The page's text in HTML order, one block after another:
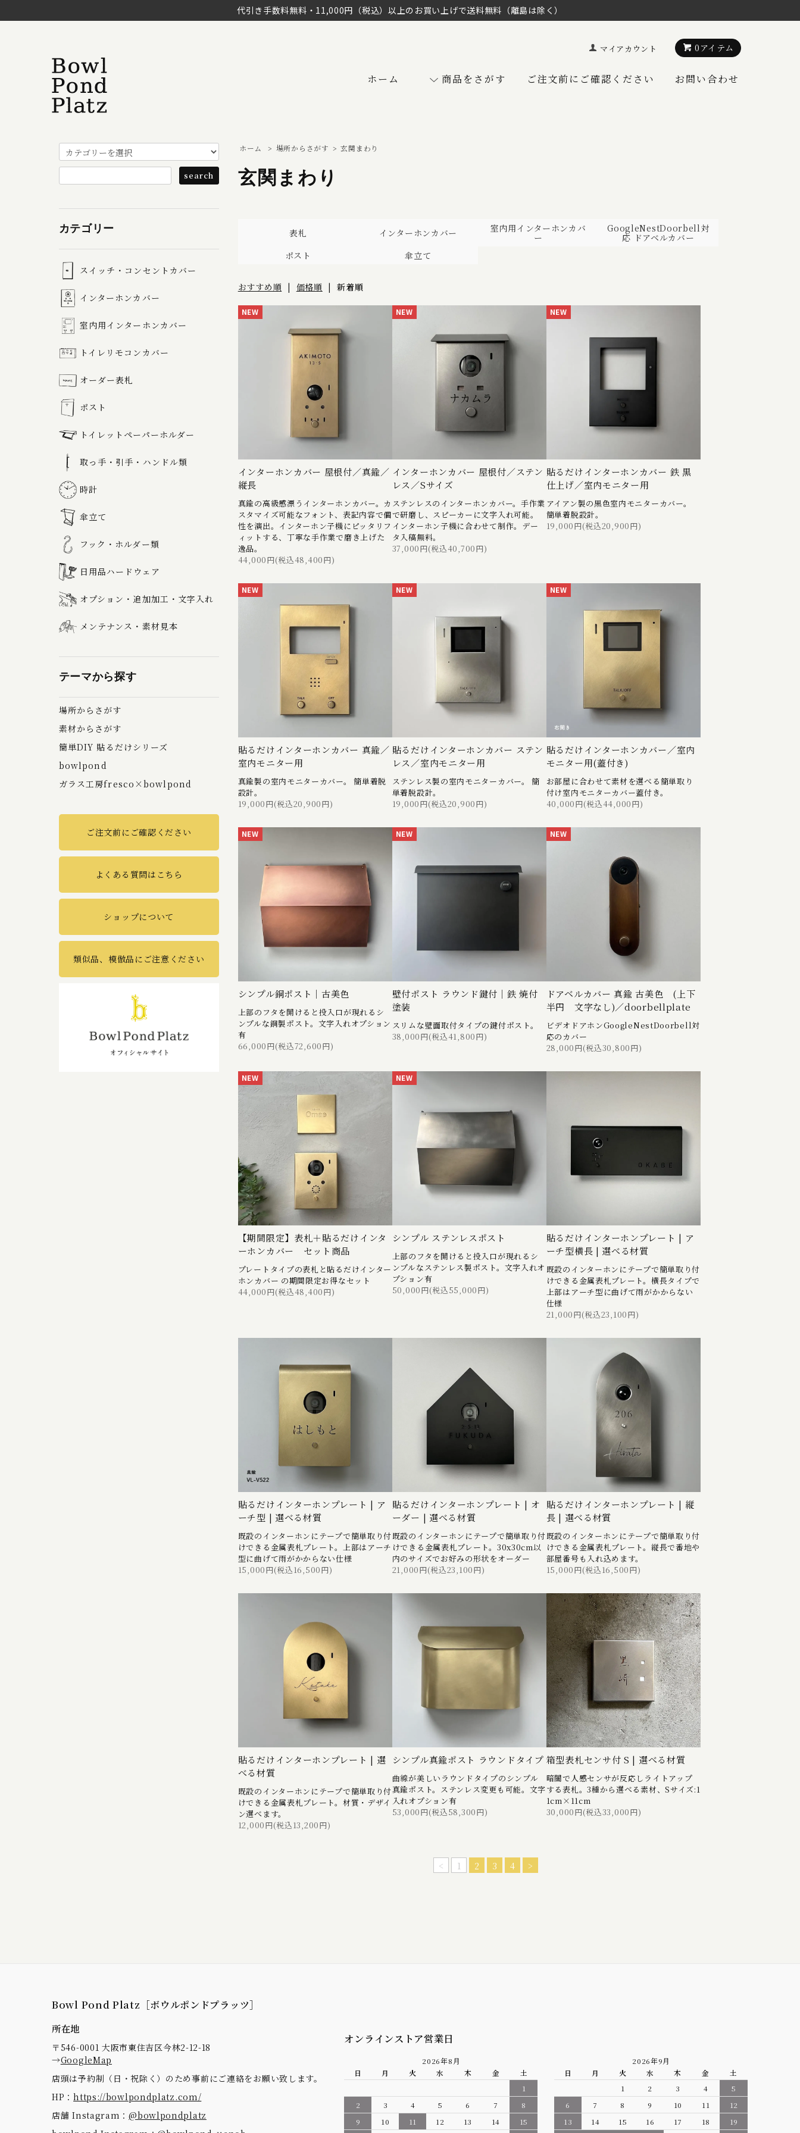
代引き手数料無料・11,000円（税込）以上のお買い上げで送料無料（離島は除く）
0アイテム
マイアカウント
ホーム 商品をさがす ご注文前にご確認ください お問い合わせ
ホーム > 場所からさがす > 玄関まわり
玄関まわり
表札 インターホンカバー
室内用インターホンカバ
ー
GoogleNestDoorbell対
応 ドアベルカバー
ポスト
傘立て
おすすめ順 | 価格順 |新着順
NEW
インターホンカバー 屋根付／真鍮／
縦長
真鍮の高級感漂うインターホンカバー。カ
スタマイズ可能なフォント、表記内容で個
性を演出。インターホン子機にピッタリフ
ィットする、丁寧な手作業で磨き上げた
逸品。
44,000円(税込48,400円)
NEW
インターホンカバー 屋根付／ステン
レス／Sサイズ
ステンレスのインターホンカバー。手作業
で研磨し、スピーカーに文字入れ可能。
インターホン子機に合わせて制作。デー
タ入稿無料。
37,000円(税込40,700円)
NEW
貼るだけインターホンカバー 鉄 黒
仕上げ／室内モニター用
アイアン製の黒色室内モニターカバー。
簡単着脱設計。
19,000円(税込20,900円)
NEW
貼るだけインターホンカバー 真鍮／
室内モニター用
真鍮製の室内モニターカバー。 簡単着脱
設計。
19,000円(税込20,900円)
NEW
貼るだけインターホンカバー ステン
レス／室内モニター用
ステンレス製の室内モニターカバー。 簡
単着脱設計。
19,000円(税込20,900円)
NEW
貼るだけインターホンカバー／室内
モニター用(蓋付き)
お部屋に合わせて素材を選べる簡単取り
付け室内モニターカバー蓋付き。
40,000円(税込44,000円)
NEW
シンプル銅ポスト｜古美色
上部のフタを開けると投入口が現れるシ
ンプルな銅製ポスト。文字入れオプション
有
66,000円(税込72,600円)
NEW
壁付ポスト ラウンド鍵付｜鉄 焼付
塗装
スリムな壁面取付タイプの鍵付ポスト。
38,000円(税込41,800円)
NEW
ドアベルカバー 真鍮 古美色 (上下
半円 文字なし)／doorbellplate
ビデオドアホンGoogleNestDoorbell対
応のカバー
28,000円(税込30,800円)
NEW
【期間限定】表札＋貼るだけインタ
ーホンカバー セット商品
プレートタイプの表札と貼るだけインター
ホンカバー の期間限定お得なセット
44,000円(税込48,400円)
NEW
シンプル ステンレスポスト
上部のフタを開けると投入口が現れるシ
ンプルなステンレス製ポスト。文字入れオ
プション有
50,000円(税込55,000円)
貼るだけインターホンプレート | ア
ーチ型横長 | 選べる材質
既設のインターホンにテープで簡単取り付
けできる金属表札プレート。横長タイプで
上部はアーチ型に曲げて雨がかからない
仕様
21,000円(税込23,100円)
貼るだけインターホンプレート | ア
ーチ型 | 選べる材質
既設のインターホンにテープで簡単取り付
けできる金属表札プレート。上部はアーチ
型に曲げて雨がかからない仕様
15,000円(税込16,500円)
貼るだけインターホンプレート | オ
ーダー | 選べる材質
既設のインターホンにテープで簡単取り付
けできる金属表札プレート。30x30cm以
内のサイズでお好みの形状をオーダー
21,000円(税込23,100円)
貼るだけインターホンプレート | 縦
長 | 選べる材質
既設のインターホンにテープで簡単取り付
けできる金属表札プレート。縦長で番地や
部屋番号も入れ込めます。
15,000円(税込16,500円)
貼るだけインターホンプレート | 選
べる材質
既設のインターホンにテープで簡単取り付
けできる金属表札プレート。材質・デザイ
ン選べます。
12,000円(税込13,200円)
シンプル真鍮ポスト ラウンドタイプ
曲線が美しいラウンドタイプのシンプル
真鍮ポスト。ステンレス変更も可能。文字
入れオプション有
53,000円(税込58,300円)
箱型表札センサ付 S | 選べる材質
暗闇で人感センサが反応しライトアップ
する表札。3種から選べる素材、Sサイズ:1
1cm×11cm
30,000円(税込33,000円)
< 1 2 3 4 >
カテゴリー
スイッチ・コンセントカバー
インターホンカバー
室内用インターホンカバー
トイレリモコンカバー
オーダー表札
ポスト
トイレットペーパーホルダー
取っ手・引手・ハンドル類
時計
傘立て
フック・ホルダー類
日用品ハードウェア
オプション・追加加工・文字入れ
メンテナンス・素材見本
テーマから探す
場所からさがす
素材からさがす
簡単DIY 貼るだけシリーズ
bowlpond
ガラス工房fresco×bowlpond
ご注文前にご確認ください
よくある質問はこちら
ショップについて
類似品、模倣品にご注意ください
Bowl Pond Platz［ボウルポンドプラッツ］
所在地
〒546-0001 大阪市東住吉区今林2-12-18
→GoogleMap
店頭は予約制（日・祝除く）のため事前にご連絡をお願い致します。
HP：https://bowlpondplatz.com/
店舗 Instagram：@bowlpondplatz
オンラインストア営業日
2026年8月
日
月 火 水 木 金
土
1
2
3 4 5 6 7
8
9
10 11 12 13 14
15
2026年9月
日
月 火 水 木 金
土
1
2 3 4
5
6
7 8 9 10 11
12
13
14 15 16 17 18
19